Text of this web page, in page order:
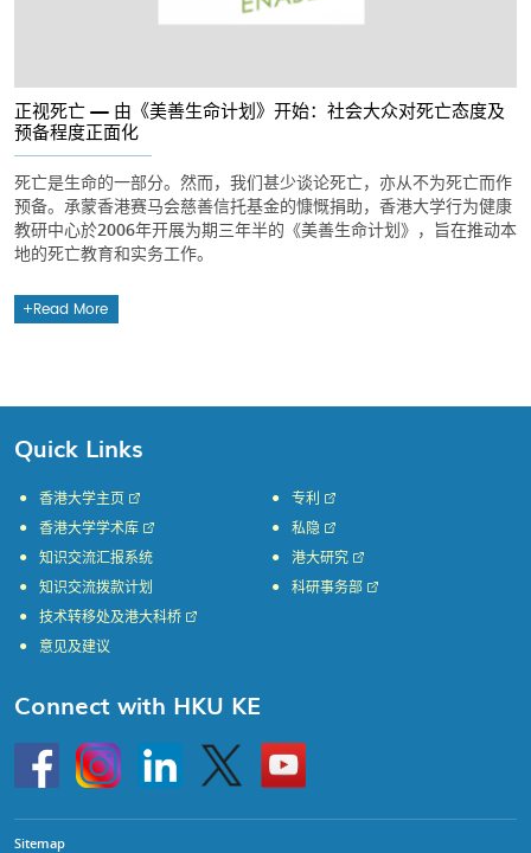
正视死亡 — 由《美善生命计划》开始：社会大众对死亡态度及
预备程度正面化
死亡是生命的一部分。然而，我们甚少谈论死亡，亦从不为死亡而作
预备。承蒙香港赛马会慈善信托基金的慷慨捐助，香港大学行为健康
教研中心於2006年开展为期三年半的《美善生命计划》，旨在推动本
地的死亡教育和实务工作。
Read More
Quick Links
香港大学主页
香港大学学术库
知识交流汇报系统
知识交流拨款计划
专利
私隐
港大研究
科研事务部
技术转移处及港大科桥
意见及建议
Connect with HKU KE
HKU
InstagramLinkedin Twitter
Go
to
HKU
Sitemap